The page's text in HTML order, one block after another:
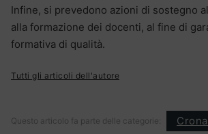
Infine, si prevedono azioni di sostegno
alla formazione dei docenti, al fine di
formativa di qualità.
Tutti gli articoli dell'autore
Questo articolo fa parte delle categorie: